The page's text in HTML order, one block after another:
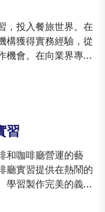
，投入餐旅世界。在
構獲得實務經驗，從
機會。在向業界專業
供住宿。
習
和咖啡廳營運的藝
廳實習提供在熱鬧的
學習製作完美的義式